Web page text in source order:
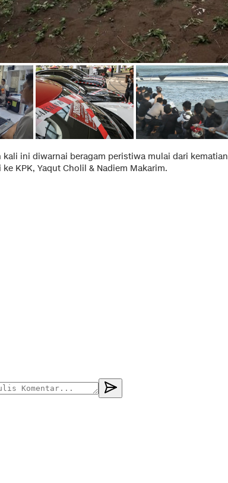
kali ini diwarnai beragam peristiwa mulai dari
KPK, Yaqut Cholil & Nadiem Makarim.